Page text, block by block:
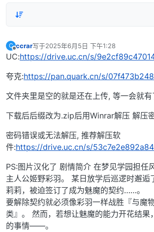
C
离线
ccrar写于2025年6月5日 下午1:28
最后由 编辑
UC:https://drive.uc.cn/s/
夸克:https://pan.quark.cn/s/
文件夹里是空的就是还在上传, 等一会就有
下载后后缀改为.zip后用Winrar解压 解压
密码错误或无法解压, 推荐解压软
件:https://drive.uc.cn/s/
PS:图片汉化了 剧情简介 在梦见学园担任
主人公姬野彩羽。 某日放学后巡逻时邂逅
莉莉，被迫签订了成为魅魔的契约……。
要解除契约就必须像彩羽一样战胜『与魔
类』。 然而，若想让魅魔的能力开花结果
的事情——。